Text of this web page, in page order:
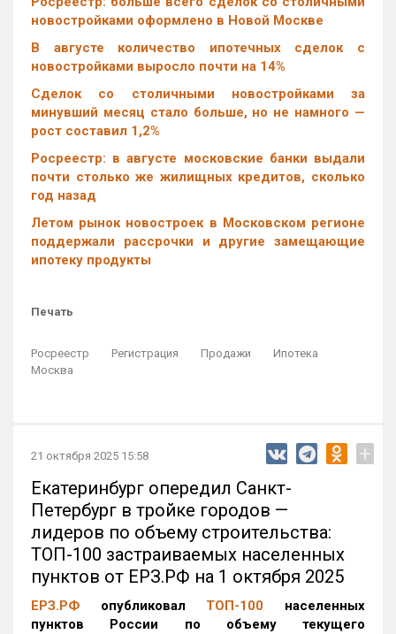
новостройками оформлено в Новой Москве
В августе количество ипотечных сделок с
новостройками выросло почти на 14%
Cделок со столичными новостройками за
минувший месяц стало больше, но не намного —
рост составил 1,2%
Росреестр: в августе московские банки выдали
почти столько же жилищных кредитов, сколько
год назад
Летом рынок новостроек в Московском регионе
поддержали рассрочки и другие замещающие
ипотеку продукты
Печать
Росреестр Регистрация Продажи
Ипотека
Москва
21 октября 2025 15:58 +
Екатеринбург опередил Санкт-
Петербург в тройке городов —
лидеров по объему строительства:
ТОП-100 застраиваемых населенных
пунктов от ЕРЗ.РФ на 1 октября 2025
ЕРЗ.РФ опубликовал ТОП-100 населенных
пунктов России по объему текущего